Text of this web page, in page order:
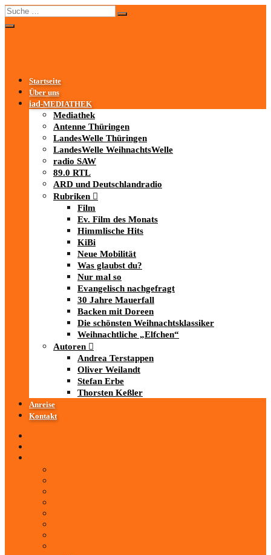
Startseite
Über uns
iad-MEDIATHEK
Mediathek
Antenne Thüringen
LandesWelle Thüringen
LandesWelle WeihnachtsWelle
radio SAW
89.0 RTL
ARD und Deutschlandradio
Rubriken
Film
Ev. Film des Monats
Himmlische Hits
KiBi
Neue Mobilität
Was glaubst du?
Nur mal so
Evangelisch nachgefragt
30 Jahre Mauerfall
Backen mit Doreen
Die schönsten Weihnachtsklassiker
Weihnachtliche „Elfchen“
Autoren
Andrea Terstappen
Oliver Weilandt
Stefan Erbe
Thorsten Keßler
Anreise
Kontakt